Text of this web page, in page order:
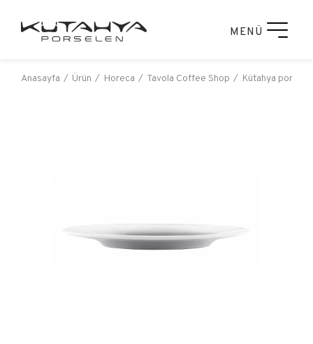
MENÜ
Anasayfa Ürün Horeca Tavola Coffee Shop Kütahya